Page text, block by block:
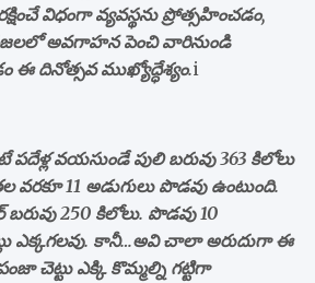
విధంగా వ్యవస్థను ప్రోత్సహించడం,
ప్రజలలో అవగాహన పెంచి వారినుండి
దినోత్సవ ముఖ్యోద్ధేశ్యం.i
పదేళ్ల వయసుండే పులి బరువు 363 కిలోలు
వరకూ 11 అడుగులు పొడవు ఉంటుంది.
250 కిలోలు. పొడవు 10
ఎక్కగలవు. కానీ…అవి చాలా అరుదుగా ఈ
చెట్టు ఎక్కి కొమ్మల్ని గట్టిగా